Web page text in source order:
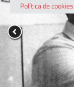
Política de cookies